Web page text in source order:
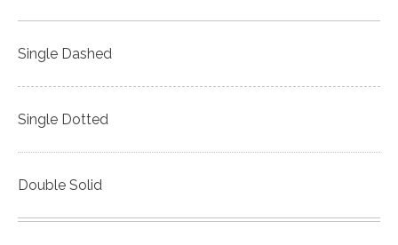
Single Dashed
Single Dotted
Double Solid